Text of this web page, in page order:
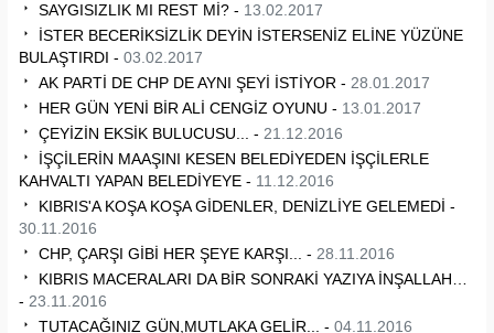
SAYGISIZLIK MI REST Mİ? - 13.02.2017
İSTER BECERİKSİZLİK DEYİN İSTERSENİZ ELİNE YÜZÜNE
BULAŞTIRDI - 03.02.2017
AK PARTİ DE CHP DE AYNI ŞEYİ İSTİYOR - 28.01.2017
HER GÜN YENİ BİR ALİ CENGİZ OYUNU - 13.01.2017
ÇEYİZİN EKSİK BULUCUSU... - 21.12.2016
İŞÇİLERİN MAAŞINI KESEN BELEDİYEDEN İŞÇİLERLE
KAHVALTI YAPAN BELEDİYEYE - 11.12.2016
KIBRIS'A KOŞA KOŞA GİDENLER, DENİZLİYE GELEMEDİ -
30.11.2016
CHP, ÇARŞI GİBİ HER ŞEYE KARŞI... - 28.11.2016
KIBRIS MACERALARI DA BİR SONRAKİ YAZIYA İNŞALLAH…
- 23.11.2016
TUTACAĞINIZ GÜN,MUTLAKA GELİR... - 04.11.2016